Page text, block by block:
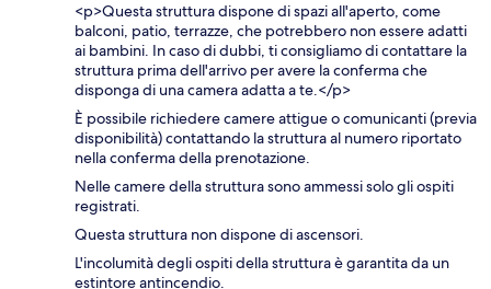
<p>Questa struttura dispone di spazi all'aperto, come
balconi, patio, terrazze, che potrebbero non essere adatti
ai bambini. In caso di dubbi, ti consigliamo di contattare la
struttura prima dell'arrivo per avere la conferma che
disponga di una camera adatta a te.</p>
È possibile richiedere camere attigue o comunicanti (previa
disponibilità) contattando la struttura al numero riportato
nella conferma della prenotazione.
Nelle camere della struttura sono ammessi solo gli ospiti
registrati.
Questa struttura non dispone di ascensori.
L'incolumità degli ospiti della struttura è garantita da un
estintore antincendio.